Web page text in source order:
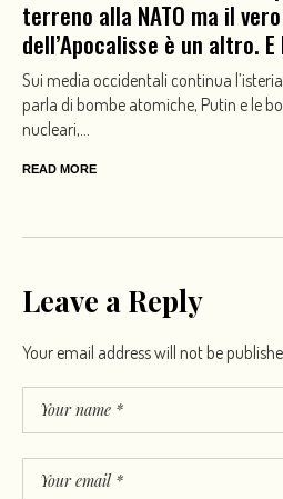
terreno alla NATO ma il
dell’Apocalisse è un altro.
Sui media occidentali continua
parla di bombe atomiche, Putin e le
nucleari,...
READ MORE
Leave a Reply
Your email address will not be